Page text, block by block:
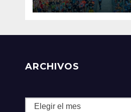
ARCHIVOS
Archivos